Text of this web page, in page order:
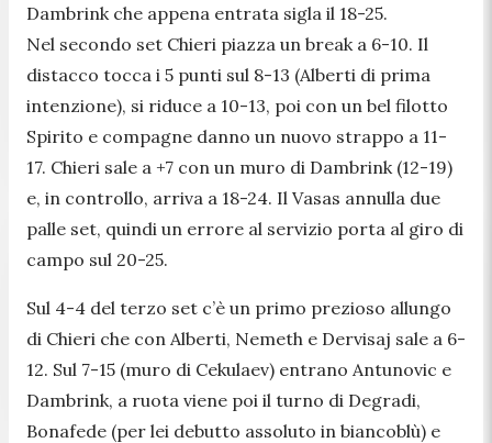
Dambrink che appena entrata sigla il 18-25.
Nel secondo set Chieri piazza un break a 6-10. Il
distacco tocca i 5 punti sul 8-13 (Alberti di prima
intenzione), si riduce a 10-13, poi con un bel filotto
Spirito e compagne danno un nuovo strappo a 11-
17. Chieri sale a +7 con un muro di Dambrink (12-19)
e, in controllo, arriva a 18-24. Il Vasas annulla due
palle set, quindi un errore al servizio porta al giro di
campo sul 20-25.
Sul 4-4 del terzo set c’è un primo prezioso allungo
di Chieri che con Alberti, Nemeth e Dervisaj sale a 6-
12. Sul 7-15 (muro di Cekulaev) entrano Antunovic e
Dambrink, a ruota viene poi il turno di Degradi,
Bonafede (per lei debutto assoluto in biancoblù) e